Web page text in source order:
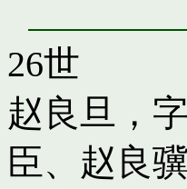
26世
赵良旦，
臣、 赵良